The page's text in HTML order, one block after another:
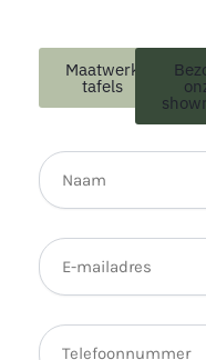
Maatwerk
tafels